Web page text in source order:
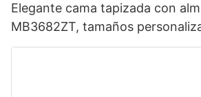
Elegante cama tapizada con
MB3682ZT, tamaños
Precio de fábrica - Muebles JLH